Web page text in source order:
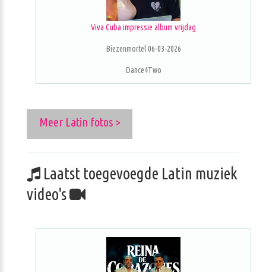
Viva Cuba impressie album vrijdag
Biezenmortel 06-03-2026
Dance4Two
Meer Latin fotos >
Laatst toegevoegde Latin muziek
video's